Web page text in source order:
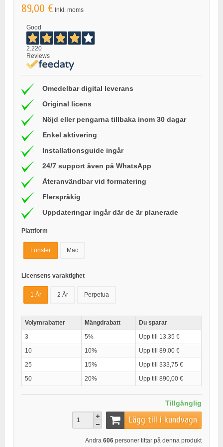
89,00 € Inkl. moms
Good
2.220
Reviews
Omedelbar digital leverans
Original licens
Nöjd eller pengarna tillbaka inom 30 dagar
Enkel aktivering
Installationsguide ingår
24/7 support även på WhatsApp
Återanvändbar vid formatering
Flerspråkig
Uppdateringar ingår där de är planerade
Plattform
Fönster Mac
Licensens varaktighet
1 År 2 År Perpetua
Volymrabatter Mängdrabatt
Du sparar
3
5%
Upp till 13,35 €
10
10%
Upp till 89,00 €
25
15%
Upp till 333,75 €
50
20% Upp till 890,00 €
Tillgänglig
Lägg till i kundvagn
Andra 606 personer tittar på denna produkt